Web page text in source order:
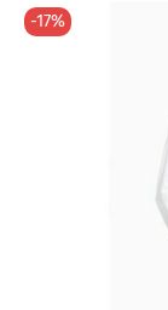
-17%